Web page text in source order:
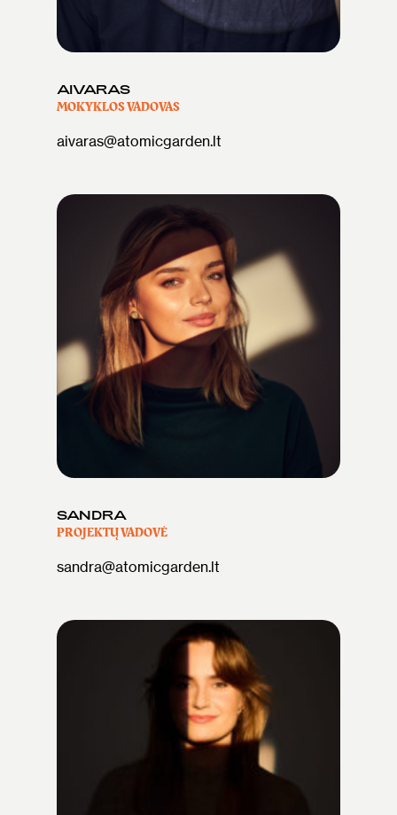
AIVARAS
MOKYKLOS VADOVAS
aivaras@atomicgarden.lt
SANDRA
PROJEKTŲ VADOVĖ
sandra@atomicgarden.lt